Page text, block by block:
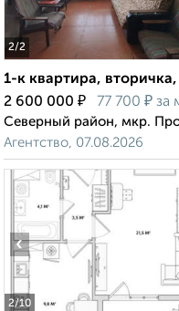
2/2
1-к квартира,
2 600 000 ₽ 77 700 ₽ за
Северный район, мкр.
Агентство, 07.08.2026
2/10
‹